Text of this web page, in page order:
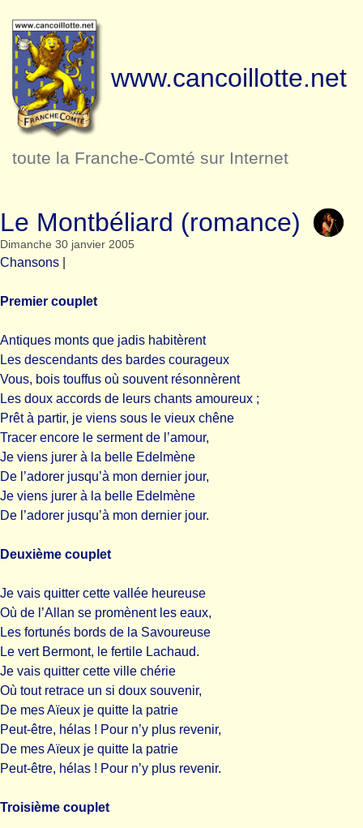
www.cancoillotte.net
toute la Franche-Comté sur Internet
Le Montbéliard (romance)
Dimanche 30 janvier 2005
Chansons
Premier couplet
Antiques monts que jadis habitèrent
Les descendants des bardes courageux
Vous, bois touffus où souvent résonnèrent
Les doux accords de leurs chants amoureux ;
Prêt à partir, je viens sous le vieux chêne
Tracer encore le serment de l’amour,
Je viens jurer à la belle Edelmène
De l’adorer jusqu’à mon dernier jour,
Je viens jurer à la belle Edelmène
De l’adorer jusqu’à mon dernier jour.
Deuxième couplet
Je vais quitter cette vallée heureuse
Où de l’Allan se promènent les eaux,
Les fortunés bords de la Savoureuse
Le vert Bermont, le fertile Lachaud.
Je vais quitter cette ville chérie
Où tout retrace un si doux souvenir,
De mes Aïeux je quitte la patrie
Peut-être, hélas ! Pour n’y plus revenir,
De mes Aïeux je quitte la patrie
Peut-être, hélas ! Pour n’y plus revenir.
Troisième couplet